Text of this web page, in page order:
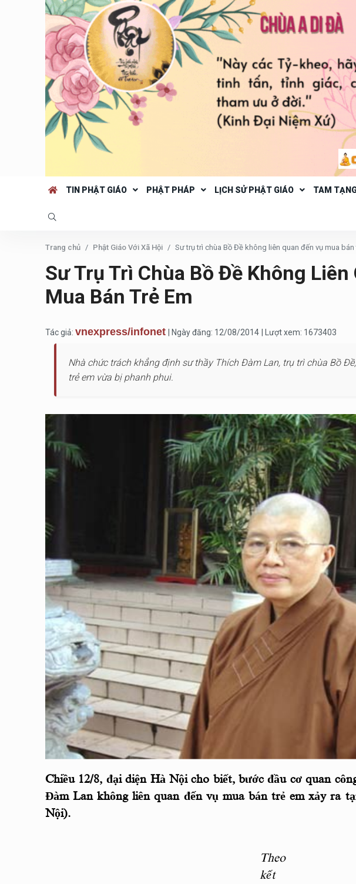
TIN PHẬT GIÁO PHẬT PHÁP LỊCH SỬ PHẬT GIÁO TAM
Trang chủ Phật Giáo Với Xã Hội Sư trụ trì chùa Bồ Đề không liên quan đến vụ mua bán
Sư Trụ Trì Chùa Bồ Đề Không Liên
Mua Bán Trẻ Em
Tác giả: vnexpress/infonet | Ngày đăng: 12/08/2014 | Lượt xem: 1673403
Nhà chức trách khẳng định sư thầy Thích Đàm Lan, trụ trì chùa Bồ
trẻ em vừa bị phanh phui.
Chiều 12/8, đại diện Hà Nội cho biết, bước đầu cơ quan
Đàm Lan không liên quan đến vụ mua bán trẻ em xảy ra
Nội).
Theo
kết